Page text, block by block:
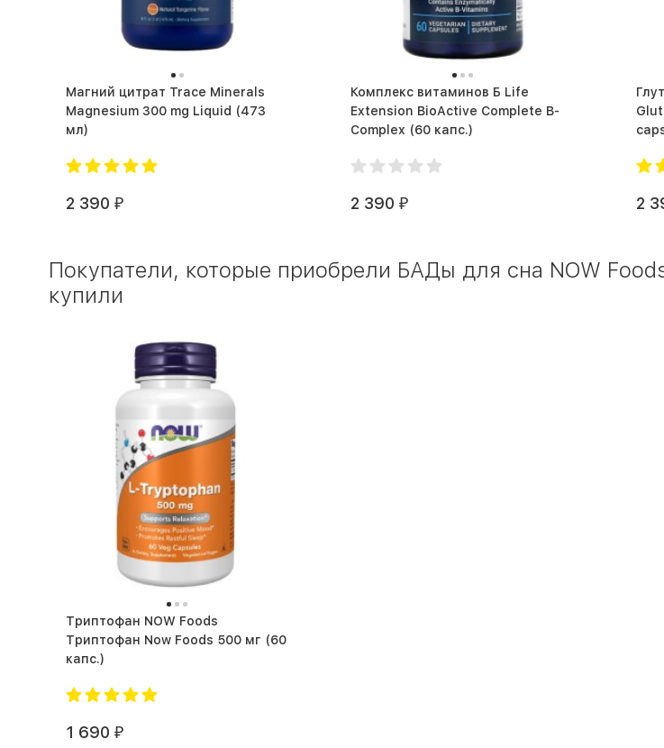
Магний цитрат Trace Minerals
Magnesium 300 mg Liquid (473
мл)
2 390 ₽
Комплекс витаминов Б Life
Extension BioActive Complete B-
Complex (60 капс.)
2 390 ₽ 2
Покупатели, которые приобрели БАДы для сна NOW
купили
Триптофан NOW Foods
Триптофан Now Foods 500 мг (60
капс.)
1 690 ₽